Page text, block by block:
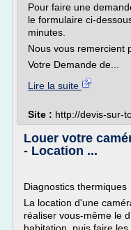
Pour faire une
le formulaire ci-
minutes.
Nous vous remercient
Votre Demande de...
Lire la suite
Site : http://devis-sur-
Louer votre
- Location ...
Diagnostics thermiques
La location d'une
réaliser vous-même le